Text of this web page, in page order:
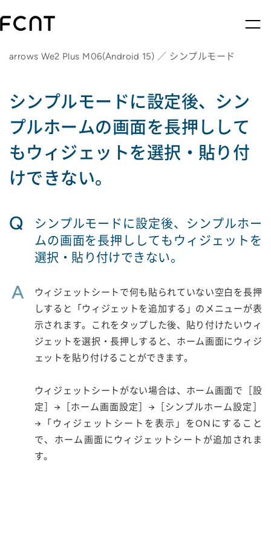
arrows We2 Plus M06(Android 15) ／ シンプルモード
シンプルモードに設定後、シン
プルホームの画面を長押しして
もウィジェットを選択・貼り付
けできない。
Q
シンプルモードに設定後、シンプルホー
ムの画面を長押ししてもウィジェットを
選択・貼り付けできない。
A
ウィジェットシートで何も貼られていない空白を長押
しすると「ウィジェットを追加する」のメニューが表
示されます。これをタップした後、貼り付けたいウィ
ジェットを選択・長押しすると、ホーム画面にウィジ
ェットを貼り付けることができます。
ウィジェットシートがない場合は、ホーム画面で［設
定］→［ホーム画面設定］→［シンプルホーム設定］
→「ウィジェットシートを表示」をONにすること
で、ホーム画面にウィジェットシートが追加されま
す。